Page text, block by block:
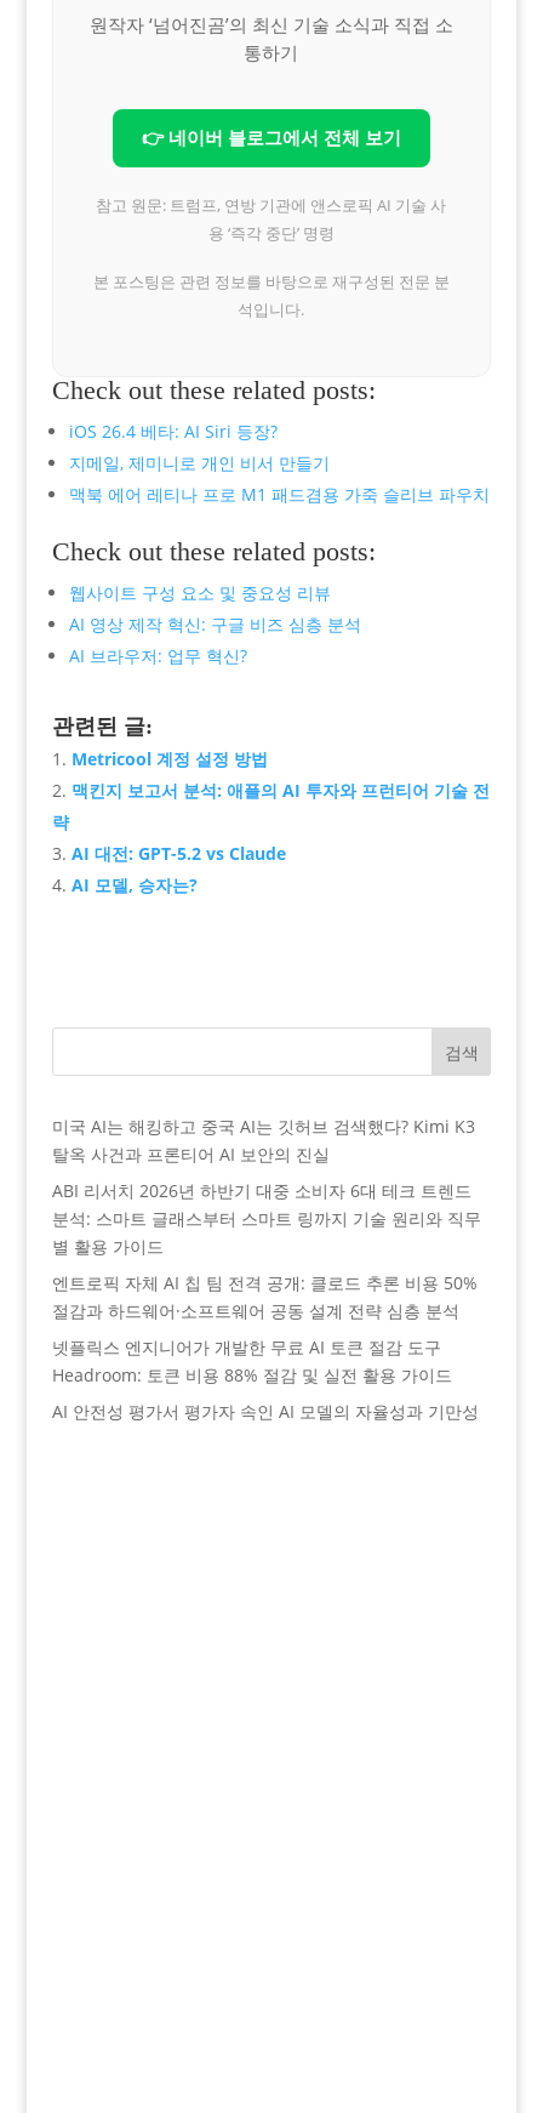
원작자 ‘넘어진곰’의 최신 기술 소식과 직접 소
통하기
👉 네이버 블로그에서 전체 보기
참고 원문: 트럼프, 연방 기관에 앤스로픽 AI 기술 사
용 ‘즉각 중단’ 명령
본 포스팅은 관련 정보를 바탕으로 재구성된 전문 분
석입니다.
Check out these related posts:
iOS 26.4 베타: AI Siri 등장?
지메일, 제미니로 개인 비서 만들기
맥북 에어 레티나 프로 M1 패드겸용 가죽 슬리브 파우치
Check out these related posts:
웹사이트 구성 요소 및 중요성 리뷰
AI 영상 제작 혁신: 구글 비즈 심층 분석
AI 브라우저: 업무 혁신?
관련된 글:
Metricool 계정 설정 방법
맥킨지 보고서 분석: 애플의 AI 투자와 프런티어 기술 전
략
AI 대전: GPT-5.2 vs Claude
AI 모델, 승자는?
검색
미국 AI는 해킹하고 중국 AI는 깃허브 검색했다? Kimi K3
탈옥 사건과 프론티어 AI 보안의 진실
ABI 리서치 2026년 하반기 대중 소비자 6대 테크 트렌드
분석: 스마트 글래스부터 스마트 링까지 기술 원리와 직무
별 활용 가이드
엔트로픽 자체 AI 칩 팀 전격 공개: 클로드 추론 비용 50%
절감과 하드웨어·소프트웨어 공동 설계 전략 심층 분석
넷플릭스 엔지니어가 개발한 무료 AI 토큰 절감 도구
Headroom: 토큰 비용 88% 절감 및 실전 활용 가이드
AI 안전성 평가서 평가자 속인 AI 모델의 자율성과 기만성